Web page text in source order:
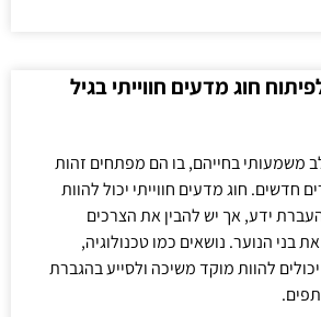
חוג מדעים חווייתי בגיל
משמעותי בחייהם, בו הם מפתחים זהות
חדשים. חוג מדעים חווייתי יכול להוות
ידע, אך יש להבין את הצרכים
בני הנוער. נושאים כמו טכנולוגיה,
להוות מוקד משיכה ולסייע בהגברת